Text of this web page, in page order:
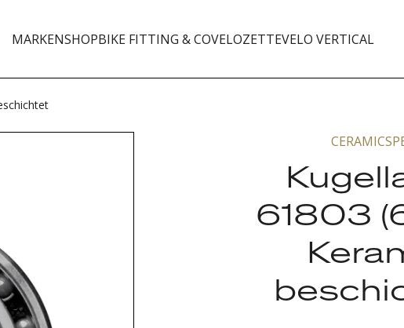
MARKENSHOPBIKE FITTING & COVELOZETTEVELO VERTICAL
61803